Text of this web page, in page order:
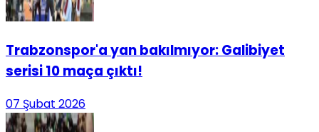
Trabzonspor'a yan bakılmıyor: Galibiyet
serisi 10 maça çıktı!
07 Şubat 2026